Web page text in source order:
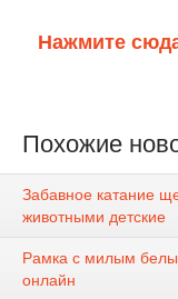
Нажмите
Похожие
Забавное катание
животными детские
Рамка с милым
онлайн